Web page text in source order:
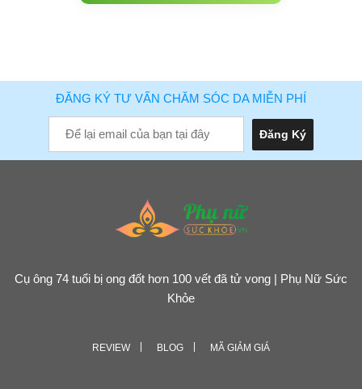
ĐĂNG KÝ TƯ VẤN CHĂM SÓC DA MIỄN PHÍ
Cụ ông 74 tuổi bị ong đốt hơn 100 vết đã tử vong | Phụ Nữ Sức
Khỏe
REVIEW BLOG MÃ GIẢM GIÁ